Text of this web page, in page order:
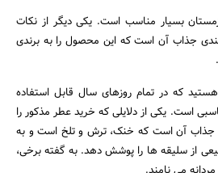
بسیار مناسب است. یکی دیگر از نکات
جذاب آن است که این محصول را به برندی
که در تمام روزهای سال قابل استفاده
است. یکی از دلایلی که خرید عطر مذکور را
جذاب آن است که خنک، ترش و تلخ است و به
از سلیقه ها را پوشش دهد. به گفته برخی،